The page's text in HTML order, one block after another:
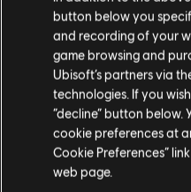
1
คำถา
คุณมีแผนจะจัดการกับปั
button below you
and recording of your
game browsing and
Ubisoft’s partners via
technologies. If you
“decline” button below.
cookie preferences at
Cookie Preferences”
web page.